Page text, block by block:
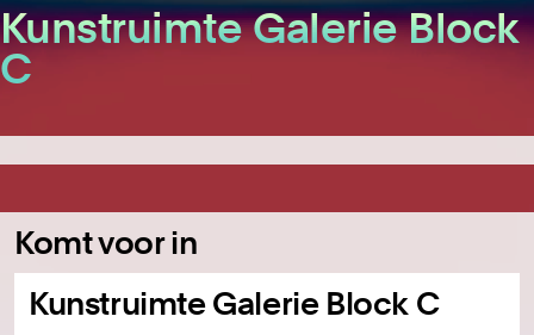
Kunstruimte Galerie Block
C
Komt voor in
Kunstruimte Galerie Block C